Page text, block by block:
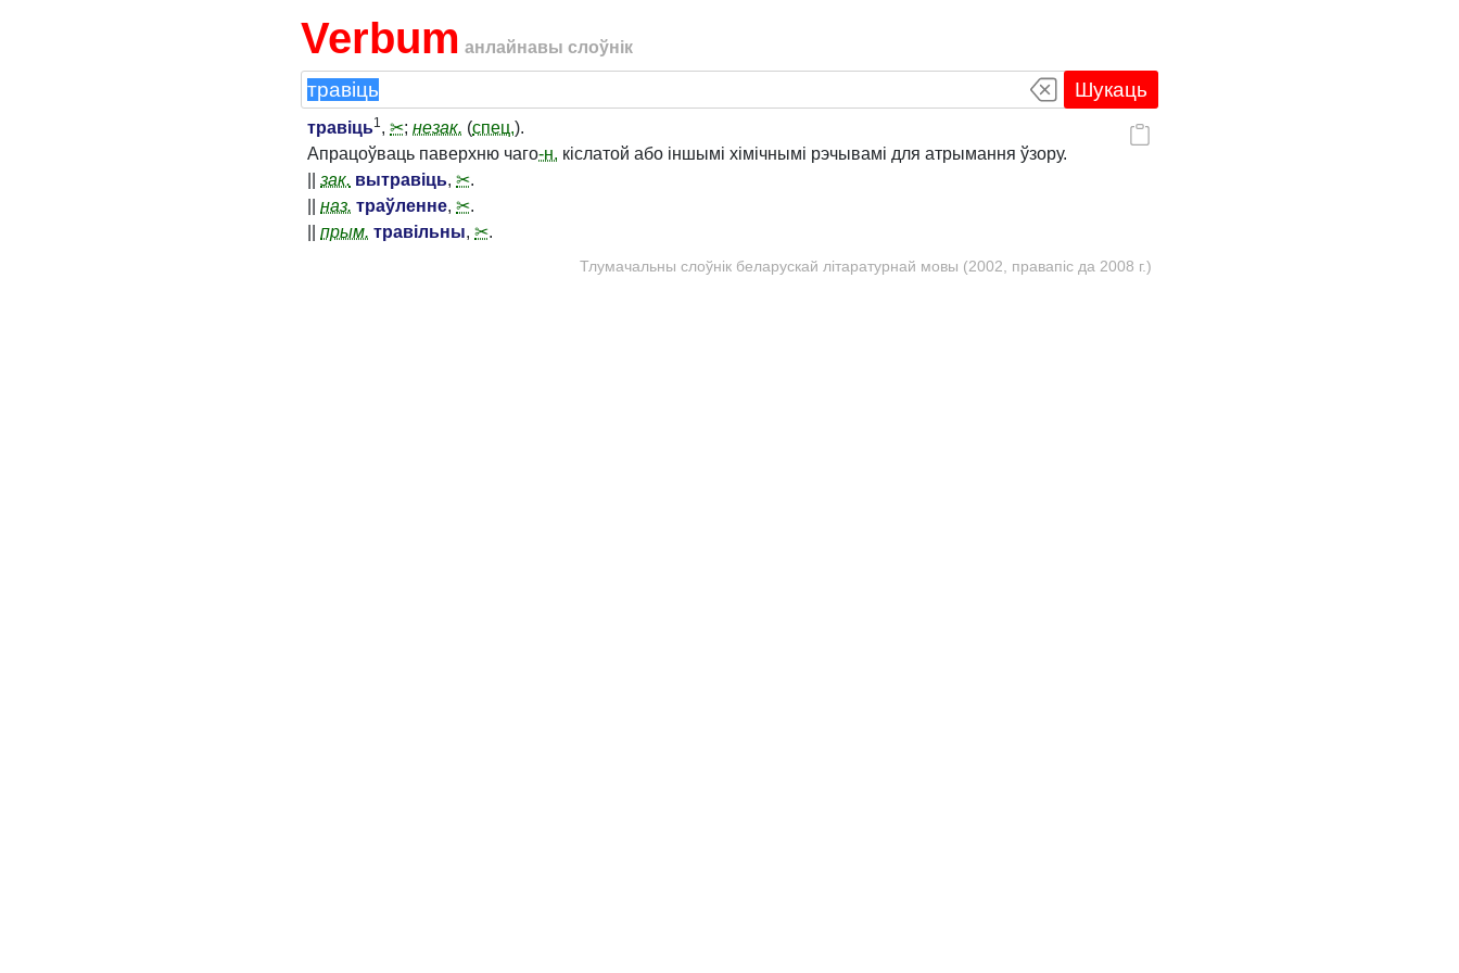
Verbum анлайнавы слоўнік
Шукаць
травіць1, ✂; незак. (спец.).
Апрацоўваць паверхню чаго-н. кіслатой або іншымі хімічнымі рэчывамі для атрымання ўзору.
зак. вытравіць, ✂.
наз. траўленне, ✂.
прым. травільны, ✂.
Тлумачальны слоўнік беларускай літаратурнай мовы (2002, правапіс да 2008 г.)